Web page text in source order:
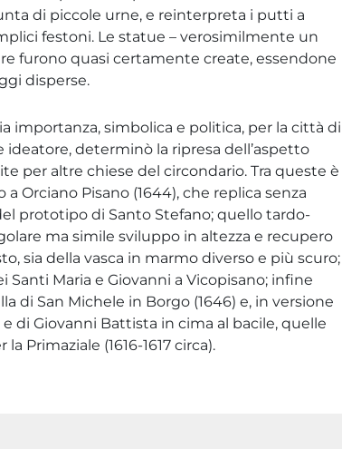
di piccole urne, e reinterpreta i putti a
festoni. Le statue – verosimilmente un
furono quasi certamente create, essendone
disperse.
importanza, simbolica e politica, per la città di
ideatore, determinò la ripresa dell’aspetto
per altre chiese del circondario. Tra queste è
Orciano Pisano (1644), che replica senza
prototipo di Santo Stefano; quello tardo-
ma simile sviluppo in altezza e recupero
sia della vasca in marmo diverso e più scuro;
Santi Maria e Giovanni a Vicopisano; infine
di San Michele in Borgo (1646) e, in versione
di Giovanni Battista in cima al bacile, quelle
Primaziale (1616-1617 circa).